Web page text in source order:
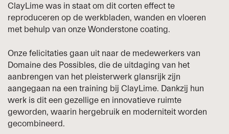
ClayLime was in staat om dit corten effect te
reproduceren op de werkbladen, wanden en vloeren
met behulp van onze Wonderstone coating.
Onze felicitaties gaan uit naar de medewerkers van
Domaine des Possibles, die de uitdaging van het
aanbrengen van het pleisterwerk glansrijk zijn
aangegaan na een training bij ClayLime. Dankzij hun
werk is dit een gezellige en innovatieve ruimte
geworden, waarin hergebruik en moderniteit worden
gecombineerd.